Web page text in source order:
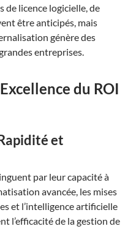
de licence logicielle, de
être anticipés, mais
génère des
entreprises.
du ROI
et
par leur capacité à
avancée, les mises
et l’intelligence artificielle
l’efficacité de la gestion de